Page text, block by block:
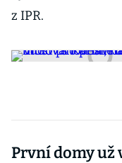
z IPR.
První domy už